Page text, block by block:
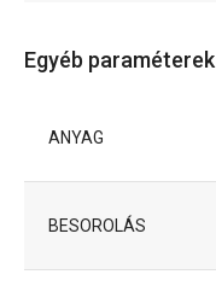
Egyéb paraméterek
ANYAG
BESOROLÁS